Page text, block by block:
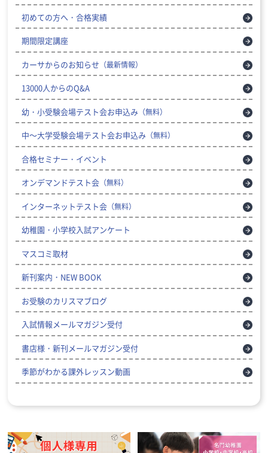
初めての方へ・合格実績
期間限定講座
カーサからのお知らせ （最新情報）
13000人からのQ&A
幼・小受験会場テスト会お申込み （無料）
中～大学受験会場テスト会お申込み （無料）
合格セミナー・イベント
オンデマンドテスト会 （無料）
インターネットテスト会 （無料）
幼稚園・小学校入試アンケート
マスコミ取材
新刊案内・NEW BOOK
お受験のカリスマブログ
入試情報メールマガジン受付
書店様・新刊メールマガジン受付
季節がわかる課外レッスン動画